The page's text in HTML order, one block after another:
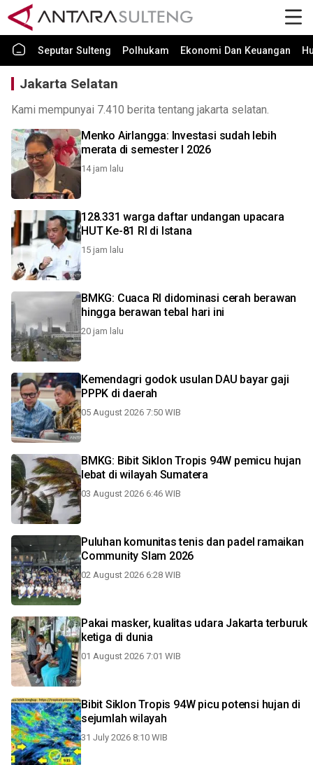
Seputar Sulteng Polhukam Ekonomi Dan Keuangan
Jakarta Selatan
Kami mempunyai 7.410 berita tentang jakarta selatan.
Menko Airlangga: Investasi sudah lebih
merata di semester I 2026
14 jam lalu
128.331 warga daftar undangan upacara
HUT Ke-81 RI di Istana
15 jam lalu
BMKG: Cuaca RI didominasi cerah berawan
hingga berawan tebal hari ini
20 jam lalu
Kemendagri godok usulan DAU bayar gaji
PPPK di daerah
05 August 2026 7:50 WIB
BMKG: Bibit Siklon Tropis 94W pemicu hujan
lebat di wilayah Sumatera
03 August 2026 6:46 WIB
Puluhan komunitas tenis dan padel ramaikan
Community Slam 2026
02 August 2026 6:28 WIB
Pakai masker, kualitas udara Jakarta terburuk
ketiga di dunia
01 August 2026 7:01 WIB
Bibit Siklon Tropis 94W picu potensi hujan di
sejumlah wilayah
31 July 2026 8:10 WIB